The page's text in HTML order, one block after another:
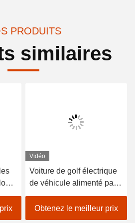
PRODUITS
similaires
Vidéo
Voiture de golf électrique
de véhicule alimenté par
batterie au lithium 48V
EXCAR A1S6 + 2 blanc
Obtenez le meilleur prix